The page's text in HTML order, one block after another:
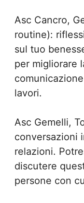
Asc Cancro,
routine):
sul tuo
per migliorare
lavori.
Asc Gemelli,
conversazioni
relazioni.
discutere
persone con